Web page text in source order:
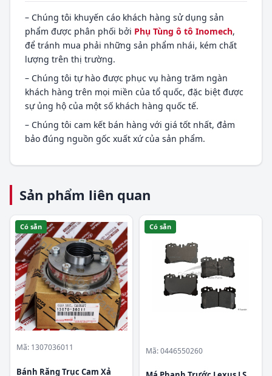
– Chúng tôi khuyến cáo khách hàng sử dụng sản
phẩm được phân phối bởi Phụ Tùng ô tô Inomech,
để tránh mua phải những sản phẩm nhái, kém chất
lượng trên thị trường.
– Chúng tôi tự hào được phục vụ hàng trăm ngàn
khách hàng trên mọi miền của tổ quốc, đặc biệt được
sự ủng hộ của một số khách hàng quốc tế.
– Chúng tôi cam kết bán hàng với giá tốt nhất, đảm
bảo đúng nguồn gốc xuất xứ của sản phẩm.
Sản phẩm liên quan
Có sẵn
Mã: 1307036011
Bánh Răng Trục Cam Xả
Có sẵn
Mã: 0446550260